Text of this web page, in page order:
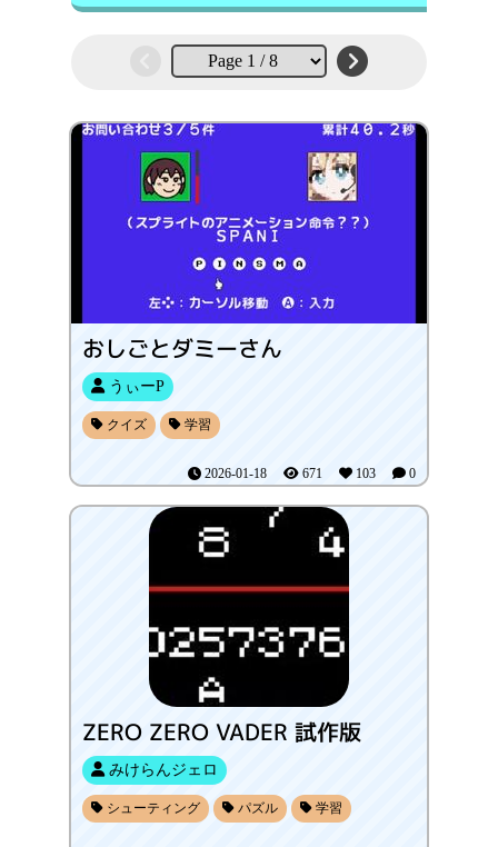
おしごとダミーさん
うぃーP
クイズ 学習
2026-01-18 671 103 0
ZERO ZERO VADER 試作版
みけらんジェロ
シューティング パズル 学習